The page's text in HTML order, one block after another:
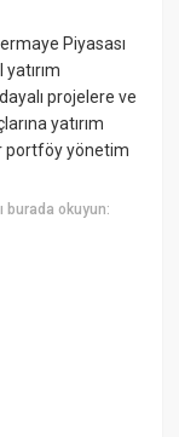
Piyasası
projelere ve
yatırım
portföy yönetim
burada okuyun: